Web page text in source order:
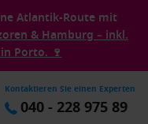
Atlantik-Route mit
& Hamburg – inkl.
Porto. 🍷
Kontaktieren Sie einen Experten
040 - 228 975 89